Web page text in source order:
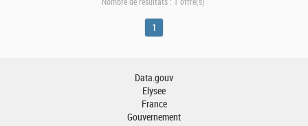
Nombre de résultats : 1 offre(s)
1
Data.gouv
Elysee
France
Gouvernement